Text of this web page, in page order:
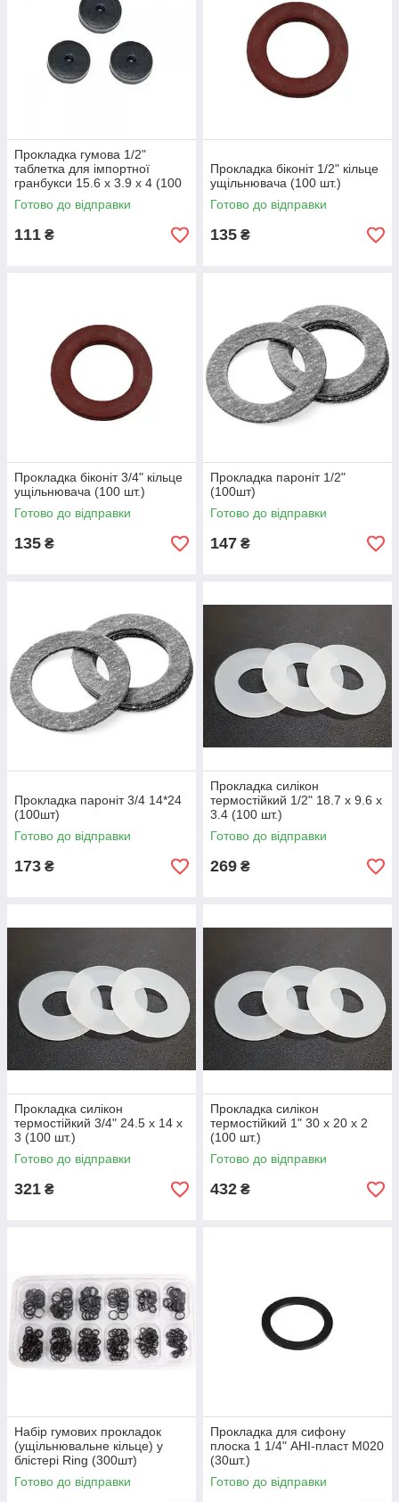
Прокладка гумова 1/2"
таблетка для імпортної
гранбукси 15.6 х 3.9 х 4 (100
шт.)
Готово до відправки
111 ₴
Прокладка біконіт 1/2" кільце
ущільнювача (100 шт.)
Готово до відправки
135 ₴
Прокладка біконіт 3/4" кільце
ущільнювача (100 шт.)
Готово до відправки
135 ₴
Прокладка пароніт 1/2"
(100шт)
Готово до відправки
147 ₴
Прокладка пароніт 3/4 14*24
(100шт)
Готово до відправки
173 ₴
Прокладка силікон
термостійкий 1/2" 18.7 х 9.6 х
3.4 (100 шт.)
Готово до відправки
269 ₴
Прокладка силікон
термостійкий 3/4" 24.5 х 14 х
3 (100 шт.)
Готово до відправки
321 ₴
Прокладка силікон
термостійкий 1" 30 х 20 х 2
(100 шт.)
Готово до відправки
432 ₴
Набір гумових прокладок
(ущільнювальне кільце) у
блістері Ring (300шт)
Готово до відправки
Прокладка для сифону
плоска 1 1/4" АНІ-пласт М020
(30шт.)
Готово до відправки